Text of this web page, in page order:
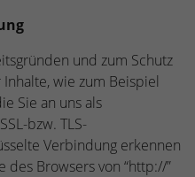
und zum Schutz
wie zum Beispiel
Sie an uns als
bzw. TLS-
Verbindung erkennen
des Browsers von “http://”